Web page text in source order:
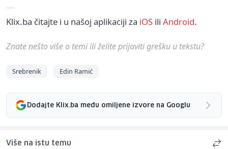
Klix.ba čitajte i u našoj aplikaciji za iOS ili Android.
Znate nešto više o temi ili želite prijaviti grešku u tekstu?
Srebrenik Edin Ramić
Dodajte Klix.ba među omiljene izvore na Googlu
Više na istu temu